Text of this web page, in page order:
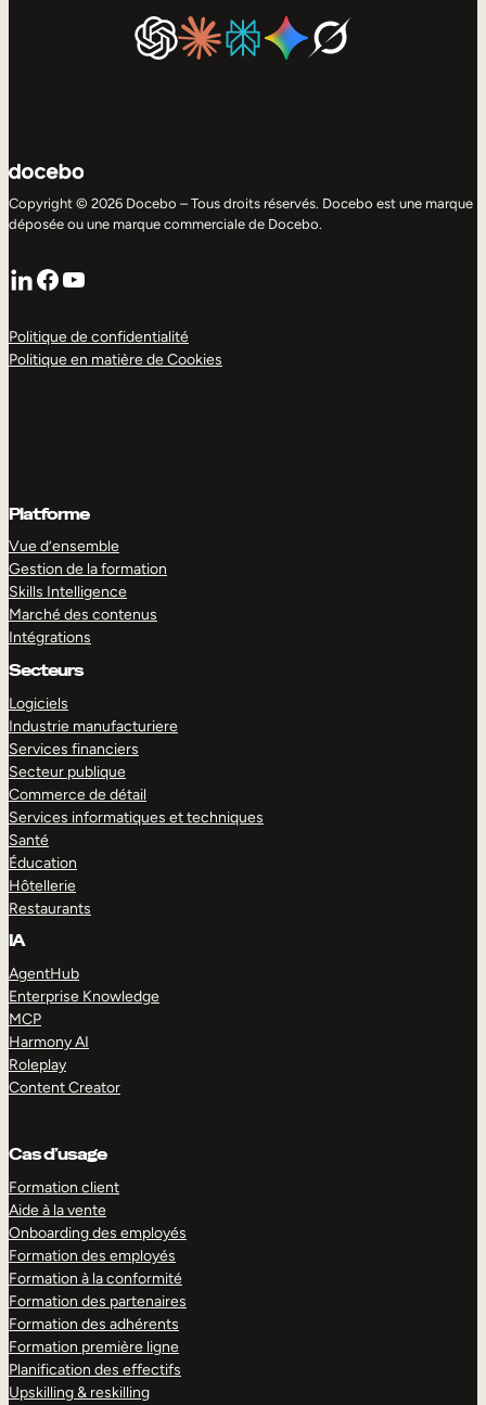
Copyright © 2026 Docebo – Tous droits réservés. Docebo est une marque
déposée ou une marque commerciale de Docebo.
LinkedIn
Facebook
YouTube
Politique de confidentialité
Politique en matière de Cookies
Platforme
Vue d’ensemble
Gestion de la formation
Skills Intelligence
Marché des contenus
Intégrations
Secteurs
Logiciels
Industrie manufacturiere
Services financiers
Secteur publique
Commerce de détail
Services informatiques et techniques
Santé
Éducation
Hôtellerie
Restaurants
IA
AgentHub
Enterprise Knowledge
MCP
Harmony AI
Roleplay
Content Creator
Cas d’usage
Formation client
Aide à la vente
Onboarding des employés
Formation des employés
Formation à la conformité
Formation des partenaires
Formation des adhérents
Formation première ligne
Planification des effectifs
Upskilling & reskilling